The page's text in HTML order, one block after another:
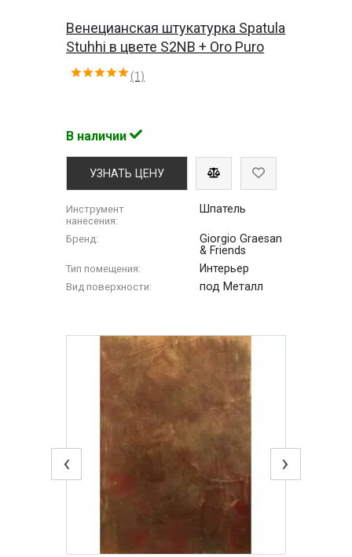
Венецианская штукатурка Spatula
Stuhhi в цвете S2NB + Oro Puro
(1)
В наличии
УЗНАТЬ ЦЕНУ
Инструмент
нанесения:
Шпатель
Бренд:
Giorgio Graesan
& Friends
Тип помещения: Интерьер
Вид поверхности: под Металл
‹ ›